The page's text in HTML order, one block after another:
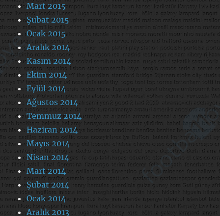
Mart 2015
Şubat 2015
Ocak 2015
Aralık 2014
Kasım 2014
Ekim 2014
Eylül 2014
Ağustos 2014
Temmuz 2014
Haziran 2014
Mayıs 2014
Nisan 2014
Mart 2014
Şubat 2014
Ocak 2014
Aralık 2013